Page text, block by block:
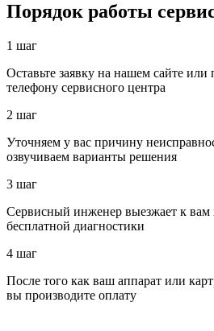
Порядок работы
1 шаг
Оставьте заявку на нашем сайте
телефону сервисного центра
2 шаг
Уточняем у вас причину
озвучиваем варианты решения
3 шаг
Сервисный инженер выезжает к вам
бесплатной диагностики
4 шаг
После того как ваш аппарат или
вы производите оплату